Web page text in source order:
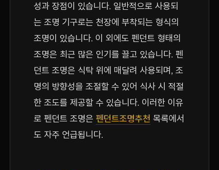
성과 장점이 있습니다. 일반적으로 사용되
는 조명 기구로는 천장에 부착되는 형식의
조명이 있습니다. 이 외에도 펜던트 형태의
조명은 최근 많은 인기를 끌고 있습니다. 펜
던트 조명은 식탁 위에 매달려 사용되며, 조
명의 방향성을 조절할 수 있어 식사 시 적절
한 조도를 제공할 수 있습니다. 이러한 이유
로 펜던트 조명은 펜던트조명추천 목록에서
도 자주 언급됩니다.